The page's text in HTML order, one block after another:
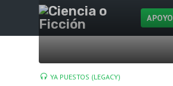
APOYO
YA PUESTOS (LEGACY)